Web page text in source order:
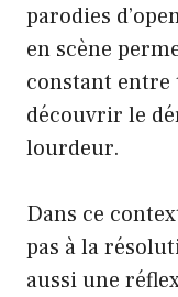
parodies
en scène
constant
découvrir le
lourdeur.
Dans ce
pas à la
aussi une